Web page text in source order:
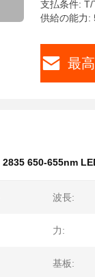
支払条件:
供給の能力:
最
2835 650-655nm
波長:
力:
基板: